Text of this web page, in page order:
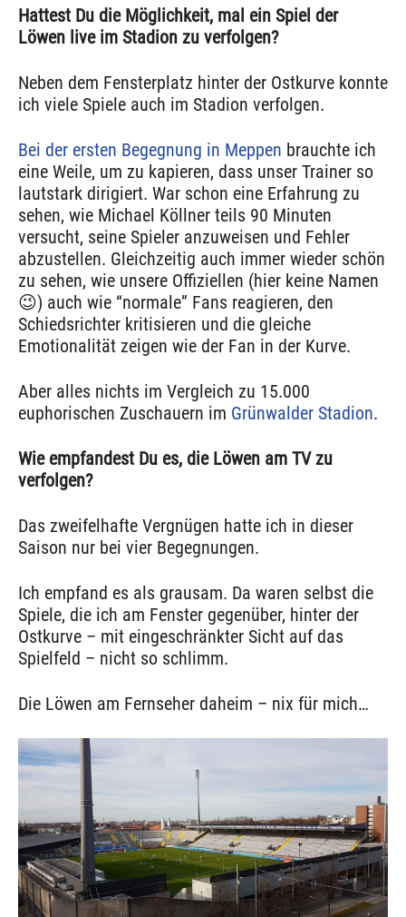
Hattest Du die Möglichkeit, mal ein Spiel der
Löwen live im Stadion zu verfolgen?
Neben dem Fensterplatz hinter der Ostkurve konnte
ich viele Spiele auch im Stadion verfolgen.
Bei der ersten Begegnung in Meppen brauchte ich
eine Weile, um zu kapieren, dass unser Trainer so
lautstark dirigiert. War schon eine Erfahrung zu
sehen, wie Michael Köllner teils 90 Minuten
versucht, seine Spieler anzuweisen und Fehler
abzustellen. Gleichzeitig auch immer wieder schön
zu sehen, wie unsere Offiziellen (hier keine Namen
😉) auch wie “normale” Fans reagieren, den
Schiedsrichter kritisieren und die gleiche
Emotionalität zeigen wie der Fan in der Kurve.
Aber alles nichts im Vergleich zu 15.000
euphorischen Zuschauern im Grünwalder Stadion.
Wie empfandest Du es, die Löwen am TV zu
verfolgen?
Das zweifelhafte Vergnügen hatte ich in dieser
Saison nur bei vier Begegnungen.
Ich empfand es als grausam. Da waren selbst die
Spiele, die ich am Fenster gegenüber, hinter der
Ostkurve – mit eingeschränkter Sicht auf das
Spielfeld – nicht so schlimm.
Die Löwen am Fernseher daheim – nix für mich…